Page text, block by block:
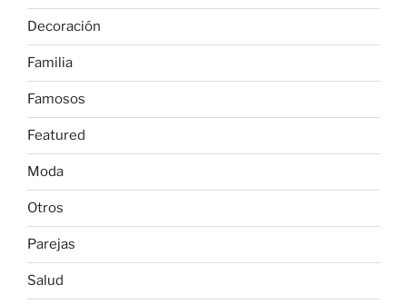
Decoración
Familia
Famosos
Featured
Moda
Otros
Parejas
Salud